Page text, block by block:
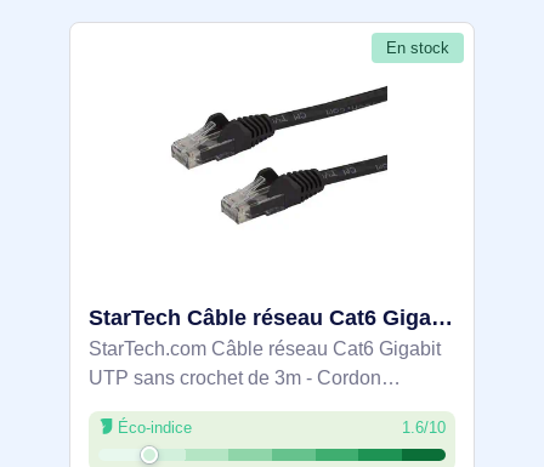
En stock
StarTech Câble réseau Cat6 Gigabit UTP sans crochet de 3m - N6PATC3MBK
StarTech.com Câble réseau Cat6 Gigabit
UTP sans crochet de 3m - Cordon
Ethernet RJ45 anti-accroc - M/M - Noir.
Longueur de câble: 3 m, Câble standard:
Éco-indice 1.6/10